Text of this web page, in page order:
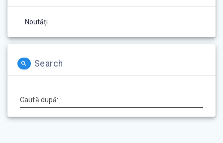
Noutăți
Search
Caută după: